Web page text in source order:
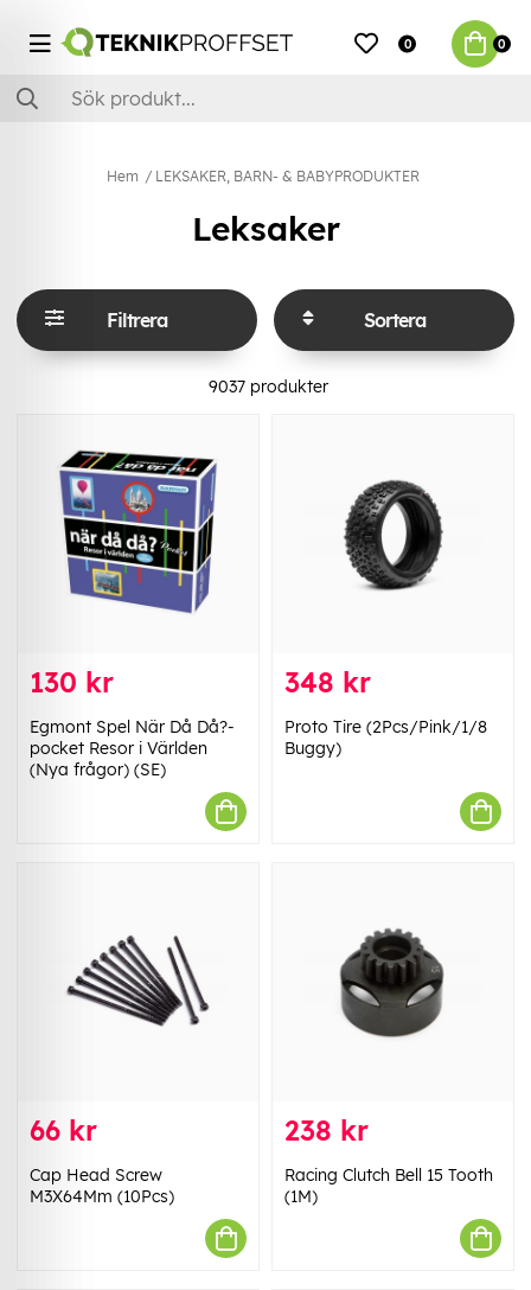
0 0
Hem LEKSAKER, BARN- & BABYPRODUKTER
Leksaker
Filtrera Sortera
9037produkter
130 kr
Egmont Spel När Då Då?-
pocket Resor i Världen
(Nya frågor) (SE)
348 kr
Proto Tire (2Pcs/Pink/1/8
Buggy)
66 kr
Cap Head Screw
M3X64Mm (10Pcs)
238 kr
Racing Clutch Bell 15 Tooth
(1M)